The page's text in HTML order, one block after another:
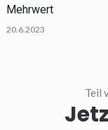
Mehrwert
20.6.2023
Teil